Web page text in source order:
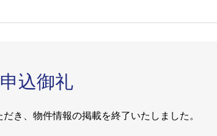
込御礼
き、物件情報の掲載を終了いたしました。